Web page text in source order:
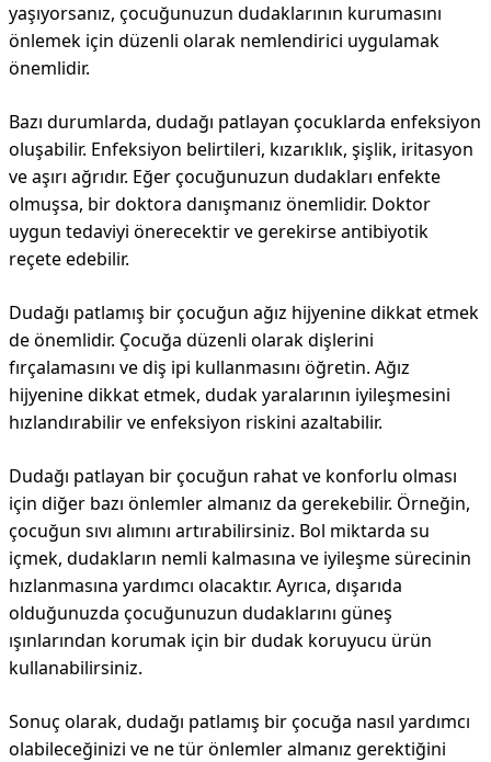
yaşıyorsanız, çocuğunuzun dudaklarının kurumasını
önlemek için düzenli olarak nemlendirici uygulamak
önemlidir.
Bazı durumlarda, dudağı patlayan çocuklarda enfeksiyon
oluşabilir. Enfeksiyon belirtileri, kızarıklık, şişlik, iritasyon
ve aşırı ağrıdır. Eğer çocuğunuzun dudakları enfekte
olmuşsa, bir doktora danışmanız önemlidir. Doktor
uygun tedaviyi önerecektir ve gerekirse antibiyotik
reçete edebilir.
Dudağı patlamış bir çocuğun ağız hijyenine dikkat etmek
de önemlidir. Çocuğa düzenli olarak dişlerini
fırçalamasını ve diş ipi kullanmasını öğretin. Ağız
hijyenine dikkat etmek, dudak yaralarının iyileşmesini
hızlandırabilir ve enfeksiyon riskini azaltabilir.
Dudağı patlayan bir çocuğun rahat ve konforlu olması
için diğer bazı önlemler almanız da gerekebilir. Örneğin,
çocuğun sıvı alımını artırabilirsiniz. Bol miktarda su
içmek, dudakların nemli kalmasına ve iyileşme sürecinin
hızlanmasına yardımcı olacaktır. Ayrıca, dışarıda
olduğunuzda çocuğunuzun dudaklarını güneş
ışınlarından korumak için bir dudak koruyucu ürün
kullanabilirsiniz.
Sonuç olarak, dudağı patlamış bir çocuğa nasıl yardımcı
olabileceğinizi ve ne tür önlemler almanız gerektiğini